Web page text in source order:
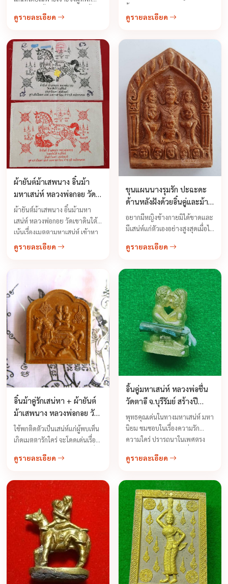
วัน (เรื่องผู้หญิงจะมีมาไม่ขาด)
ชอบรักสนุกทั้งหลาย
ดูรายละเอียด
ร้าน ...
ดูรายละเอียด
ผ้ายันต์ม้าเสพนาง อิ๋นม้า
มหาเสน่ห์ หลวงพ่อกอย วัด
บ้านบึงเก่า (วัดเขาดินใต้) ปี
2552
ผ้ายันต์ม้าเสพนาง อิ๋นม้ามหา
เสน่ห์ หลวงพ่อกอย วัดเขาดินใต้
เน้นเรื่องเมตตามหาเสน่ห์ เข้าหา
เพศตรงข้าม เข้าหาผู้ใหญ่ได้รับ
ความเมตตา ...
ดูรายละเอียด
ขุนแผนนางรุมรัก ปะฉะดะ
ด้านหลังฝังด้วยอิ๋นคู่และม้า
เสพนาง หลวงพ่อกอย ปี
2552
อยากมีหญิงข้างกายมิได้ขาดและ
มีเสน่ห์แก่ตัวเองอย่างสูงสุดเมื่อได้
เคลิบเคลิ้มหลงใหลอยากอยู่ใกล้
สะกดดึงดูดผูกจิตผูกใจต่อเพศตรง
กันข้าม หรือเพศเดียวกันให้มา
หลงรักเรา เป็นที่รักใคร่แก่ผู้
พบเห็นสามารถดลจิตดลใจเรียก
จิตเรียกใจคนได้ บันดาลโชคลาภ
เรียกคนรัก
ดูรายละเอียด
อิ๋นม้าคู่รักเสน่หา + ผ้ายันต์
ม้าเสพนาง หลวงพ่อกอย วัด
เขาดินใต้ รุ่นไตรมาสปี 2552
ใช้พกติดตัวเป็นเสน่ห์แก่ผู้พบเห็น
เกิดเมตตารักใคร่ จะโดดเด่นเรื่อง
ความรัก ชีวิตครอบครัวมีความสุข
ดูรายละเอียด
อิ้นคู่มหาเสน่ห์ หลวงพ่อชื่น
วัดตาอี จ.บุรีรัมย์ สร้างปี
2543
พุทธคุณเด่นในทางมหาเสน่ห์ มหา
นิยม ชมชอบในเรื่องความรัก
ความใคร่ ปรารถนาในเพศตรง
ติดตัวก็จะเป็นที่รักเป็นที่ชื่นชมกับ
เข้าหาผู้หลักผู้ใหญ่เจ้านายจะรัก
เราเหมือนลูกในอุทร อิ๋นคู่มหา
เสน่ห์เรื่องเมตตามหาเสน่ห์ไม่เป็น
ที่สองรองใครเด็ดขาด
ดูรายละเอียด